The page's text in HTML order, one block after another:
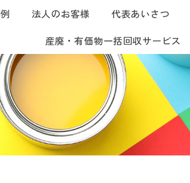
法人のお客様 代表あいさつ
産廃・有価物一括回収サービス